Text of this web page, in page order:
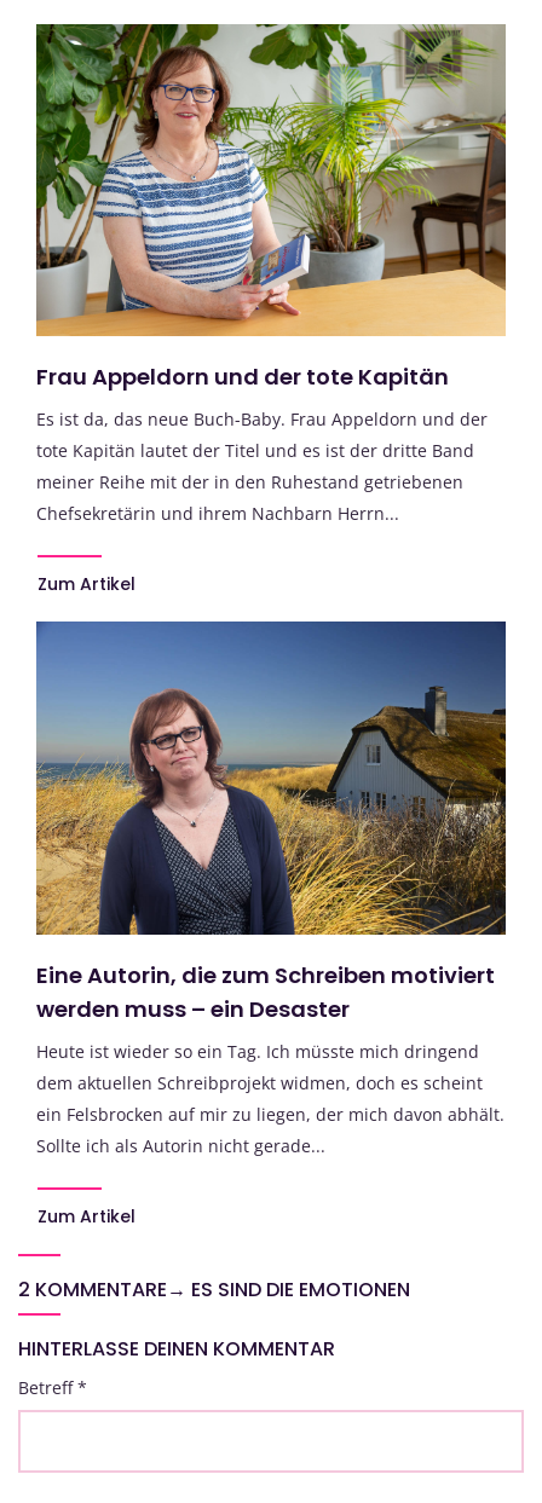
Frau Appeldorn und der tote Kapitän
Es ist da, das neue Buch-Baby. Frau Appeldorn und der
tote Kapitän lautet der Titel und es ist der dritte Band
meiner Reihe mit der in den Ruhestand getriebenen
Chefsekretärin und ihrem Nachbarn Herrn...
Zum Artikel
Eine Autorin, die zum Schreiben motiviert
werden muss – ein Desaster
Heute ist wieder so ein Tag. Ich müsste mich dringend
dem aktuellen Schreibprojekt widmen, doch es scheint
ein Felsbrocken auf mir zu liegen, der mich davon abhält.
Sollte ich als Autorin nicht gerade...
Zum Artikel
2 KOMMENTARE→ ES SIND DIE EMOTIONEN
HINTERLASSE DEINEN KOMMENTAR
Betreff*